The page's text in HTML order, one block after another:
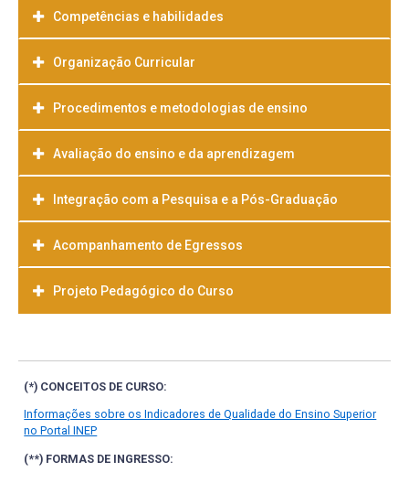
Competências e habilidades
Organização Curricular
Procedimentos e metodologias de ensino
Avaliação do ensino e da aprendizagem
Integração com a Pesquisa e a Pós-Graduação
Acompanhamento de Egressos
Projeto Pedagógico do Curso
(*) CONCEITOS DE CURSO:
Informações sobre os Indicadores de Qualidade do Ensino Superior
no Portal INEP
(**) FORMAS DE INGRESSO: